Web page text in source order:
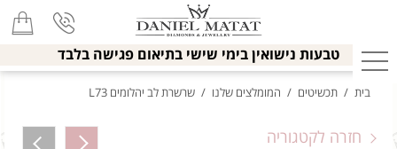
טבעות נישואין בימי שישי בתיאום פגישה בלבד
בית / תכשיטים / המומלצים שלנו / שרשרת לב יהלומים L73
חזרה לקטגוריה